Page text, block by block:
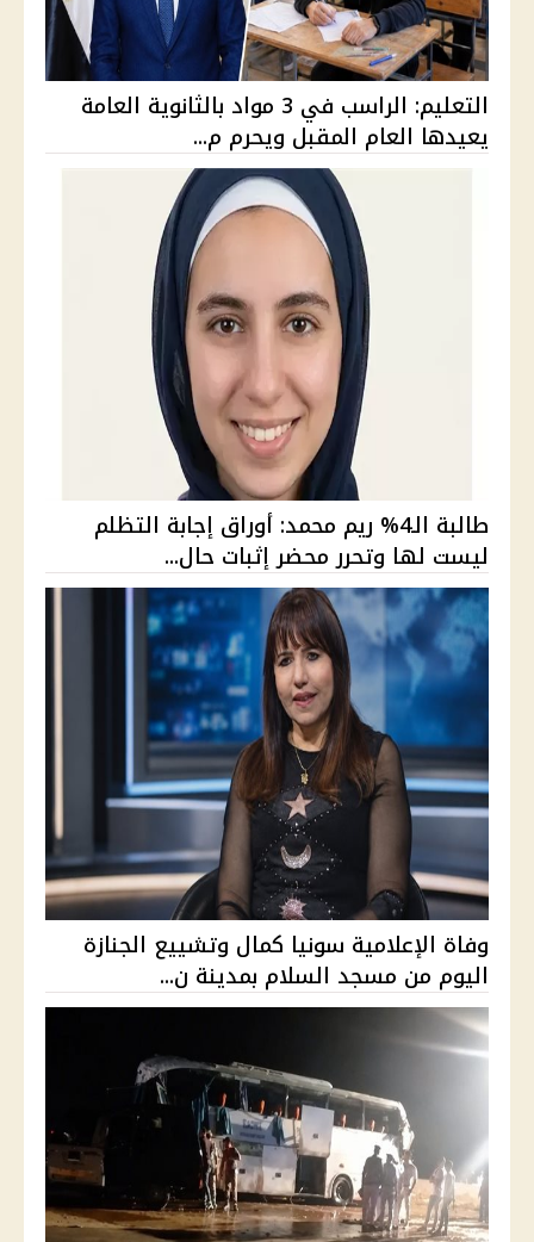
التعليم: الراسب في 3 مواد بالثانوية العامة
يعيدها العام المقبل ويحرم م...
طالبة الـ4% ريم محمد: أوراق إجابة التظلم
ليست لها وتحرر محضر إثبات حال...
وفاة الإعلامية سونيا كمال وتشييع الجنازة
اليوم من مسجد السلام بمدينة ن...